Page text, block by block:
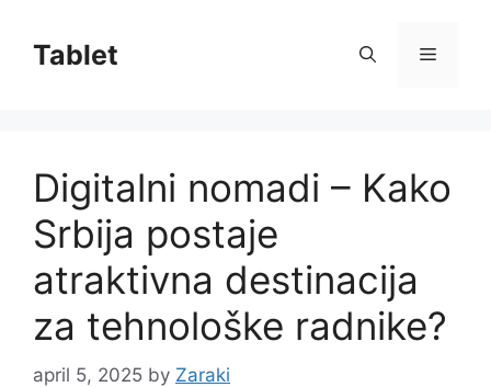
contentTablet Menu
Digitalni nomadi – Kako
Srbija postaje
atraktivna destinacija
za tehnološke radnike?
april 5, 2025 by Zaraki